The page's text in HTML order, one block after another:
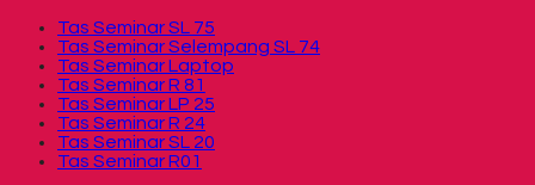
Tas Seminar SL 75
Tas Seminar Selempang SL 74
Tas Seminar Laptop
Tas Seminar R 81
Tas Seminar LP 25
Tas Seminar R 24
Tas Seminar SL 20
Tas Seminar R01